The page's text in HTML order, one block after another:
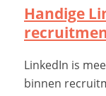
Handige
LinkedIn is
binnen